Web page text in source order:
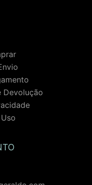
Devolução